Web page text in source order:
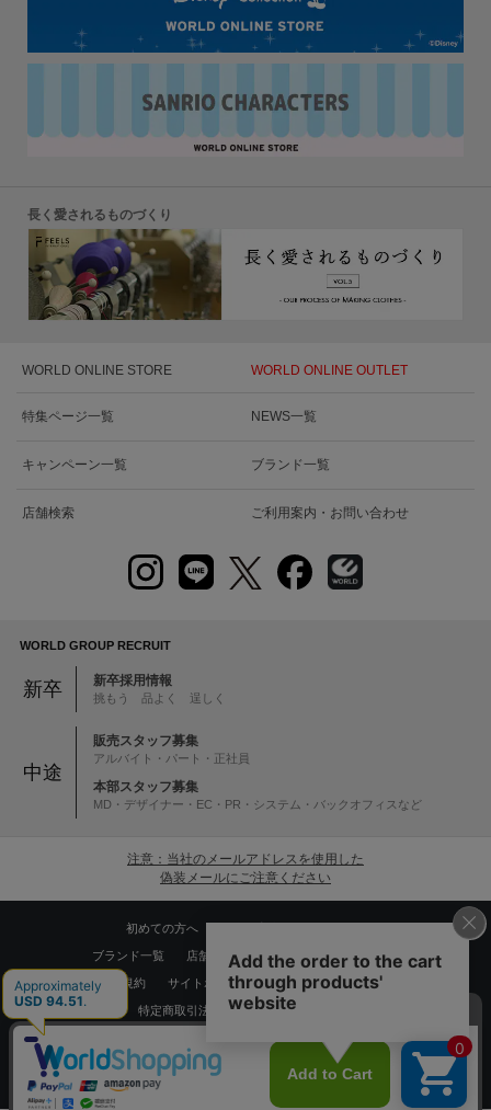
長く愛されるものづくり
WORLD ONLINE STORE WORLD ONLINE OUTLET
特集ページ一覧 NEWS一覧
キャンペーン一覧 ブランド一覧
店舗検索 ご利用案内・お問い合わせ
WORLD GROUP RECRUIT
新卒 新卒採用情報
挑もう 品よく 逞しく
中途
販売スタッフ募集
アルバイト・パート・正社員
本部スタッフ募集
MD・デザイナー・EC・PR・システム・バックオフィスなど
注意：当社のメールアドレスを使用した
偽装メールにご注意ください
初めての方へ
ブランド一覧 店舗検索 企業情報 株主優待制度
利用規約 サイトポリシー プライバシーポリシー
特定商取引法に基づく表記
Copyrights © WORLD CO.,LTD. All rights reserved.